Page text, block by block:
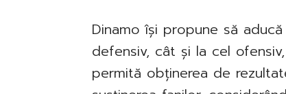
Dinamo își propune să
defensiv, cât și la cel
permită obținerea de